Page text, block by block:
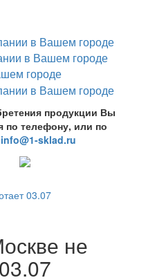
продукции Вы
по телефону, или по
info@1-sklad.ru
03.07
не